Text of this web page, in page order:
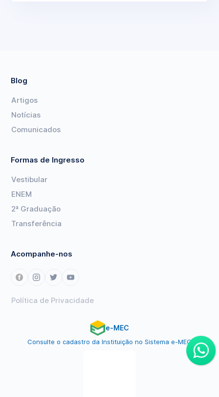
Blog
Artigos
Notícias
Comunicados
Formas de Ingresso
Vestibular
ENEM
2ª Graduação
Transferência
Acompanhe-nos
Política de Privacidade
e-MEC
Consulte o cadastro da Instituição no Sistema e-MEC